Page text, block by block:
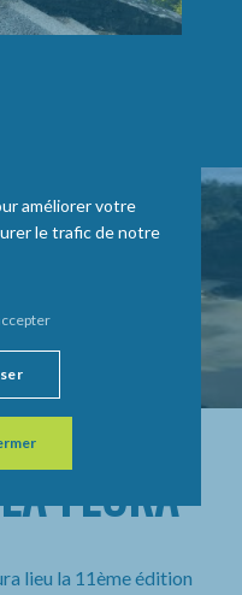
FLORA
lieu la 11ème édition
améliorer votre
le trafic de notre